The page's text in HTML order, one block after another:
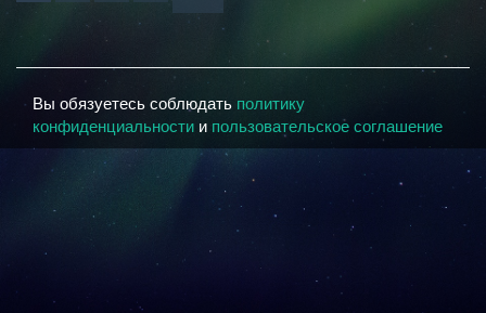
Вы обязуетесь соблюдать политику
конфиденциальности и пользовательское соглашение